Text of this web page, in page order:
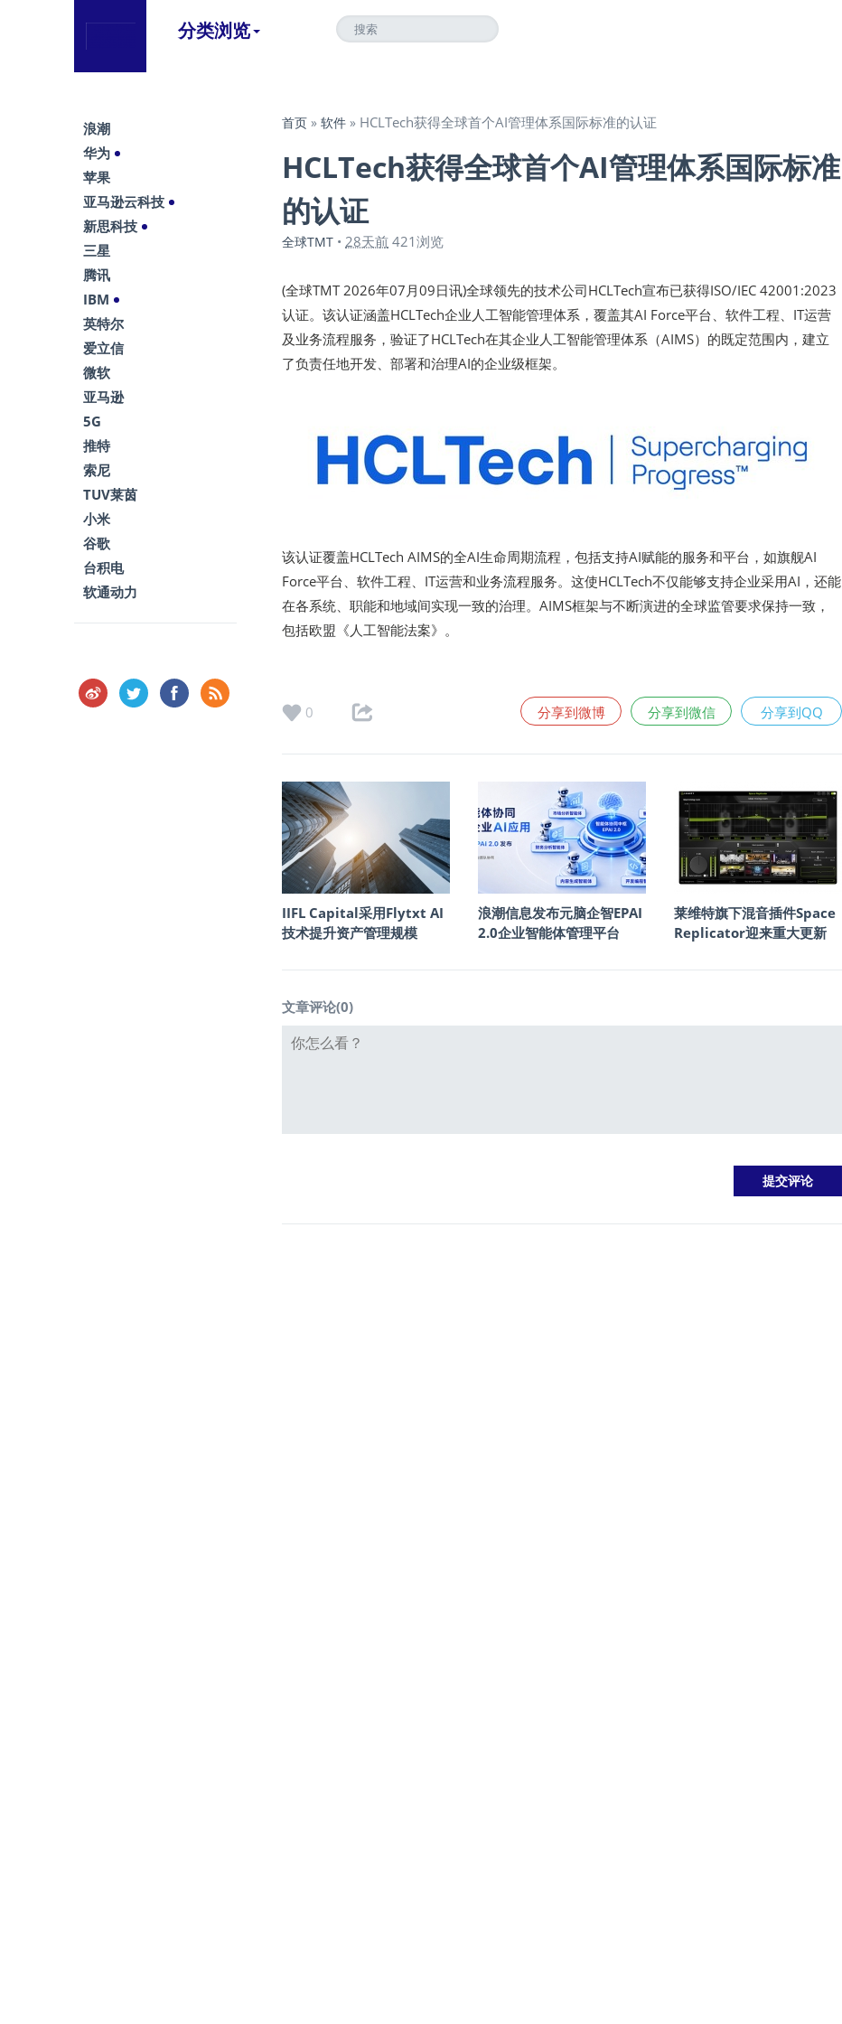
分类浏览
首页 » 软件 » HCLTech获得全球首个AI管理体系国际标准的认证
HCLTech获得全球首个AI管理体系国际标准
的认证
全球TMT • 28天前 421浏览
(全球TMT 2026年07月09日讯)全球领先的技术公司HCLTech宣布已获得ISO/IEC 42001:2023
认证。该认证涵盖HCLTech企业人工智能管理体系，覆盖其AI Force平台、软件工程、IT运营
及业务流程服务，验证了HCLTech在其企业人工智能管理体系（AIMS）的既定范围内，建立
了负责任地开发、部署和治理AI的企业级框架。
该认证覆盖HCLTech AIMS的全AI生命周期流程，包括支持AI赋能的服务和平台，如旗舰AI
Force平台、软件工程、IT运营和业务流程服务。这使HCLTech不仅能够支持企业采用AI，还能
在各系统、职能和地域间实现一致的治理。AIMS框架与不断演进的全球监管要求保持一致，
包括欧盟《人工智能法案》。
0 分享到微博 分享到微信 分享到QQ
IIFL Capital采用Flytxt AI
技术提升资产管理规模
浪潮信息发布元脑企智EPAI
2.0企业智能体管理平台
莱维特旗下混音插件Space
Replicator迎来重大更新
文章评论(0)
浪潮
华为
苹果
亚马逊云科技
新思科技
三星
腾讯
IBM
英特尔
爱立信
微软
亚马逊
5G
推特
索尼
TUV莱茵
小米
谷歌
台积电
软通动力